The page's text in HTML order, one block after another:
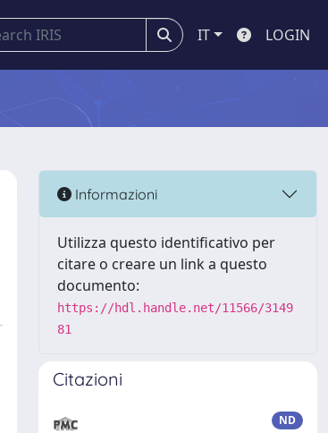
IT LOGIN
Informazioni
Utilizza questo identificativo per
citare o creare un link a questo
documento:
https://hdl.handle.net/11566/3149
81
Citazioni
ND